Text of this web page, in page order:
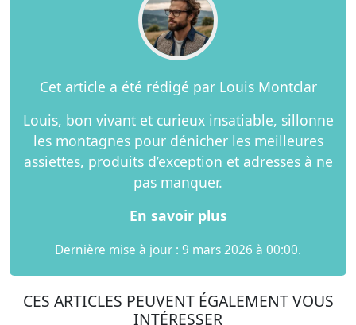
Cet article a été rédigé par Louis Montclar
Louis, bon vivant et curieux insatiable, sillonne
les montagnes pour dénicher les meilleures
assiettes, produits d’exception et adresses à ne
pas manquer.
En savoir plus
Dernière mise à jour : 9 mars 2026 à 00:00.
CES ARTICLES PEUVENT ÉGALEMENT VOUS
INTÉRESSER